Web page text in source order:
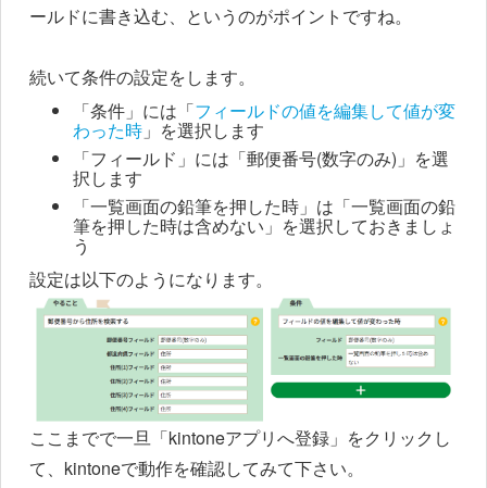
ールドに書き込む、というのがポイントですね。
続いて条件の設定をします。
「条件」には「フィールドの値を編集して値が変
わった時 」を選択します
「フィールド」には「郵便番号(数字のみ)」を選
択します
「一覧画面の鉛筆を押した時」は「一覧画面の鉛
筆を押した時は含めない」を選択しておきましょ
う
設定は以下のようになります。
ここまでで一旦「kintoneアプリへ登録」をクリックし
て、kintoneで動作を確認してみて下さい。